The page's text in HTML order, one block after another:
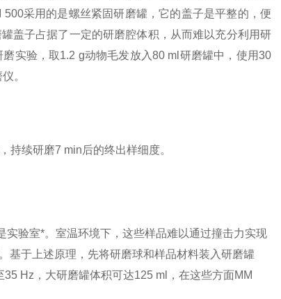
采用的是螺丝紧固研磨罐，它的盖子是平整的，便
盖子占据了一定的研磨腔体积，从而难以充分利用研
实验，取1.2 g动物毛发放入80 ml研磨罐中，使用30
。
持续研磨7 min后的终出样细度。
验室*。室温环境下，这些样品难以通过撞击力实现
基于上述原理，先将研磨球和样品材料装入研磨罐
Hz，大研磨罐体积可达125 ml，在这些方面MM